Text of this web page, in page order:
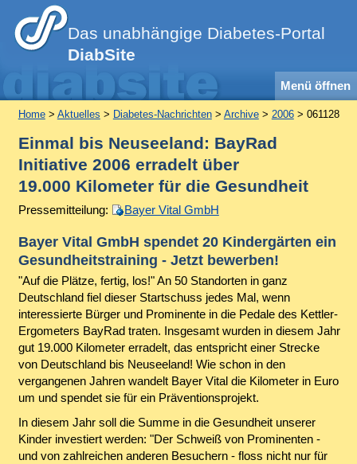
Das unabhängige Diabetes-Portal
DiabSite
Menü öffnen
Home> Aktuelles > Diabetes-Nachrichten> Archive> 2006> 061128
Einmal bis Neuseeland: BayRad
Initiative 2006 erradelt über
19.000 Kilometer für die Gesundheit
Pressemitteilung: Bayer Vital GmbH
Bayer Vital GmbH spendet 20 Kindergärten ein
Gesundheitstraining - Jetzt bewerben!
"Auf die Plätze, fertig, los!" An 50 Standorten in ganz
Deutschland fiel dieser Startschuss jedes Mal, wenn
interessierte Bürger und Prominente in die Pedale des Kettler-
Ergometers BayRad traten. Insgesamt wurden in diesem Jahr
gut 19.000 Kilometer erradelt, das entspricht einer Strecke
von Deutschland bis Neuseeland! Wie schon in den
vergangenen Jahren wandelt Bayer Vital die Kilometer in Euro
um und spendet sie für ein Präventionsprojekt.
In diesem Jahr soll die Summe in die Gesundheit unserer
Kinder investiert werden: "Der Schweiß von Prominenten -
und von zahlreichen anderen Besuchern - floss nicht nur für